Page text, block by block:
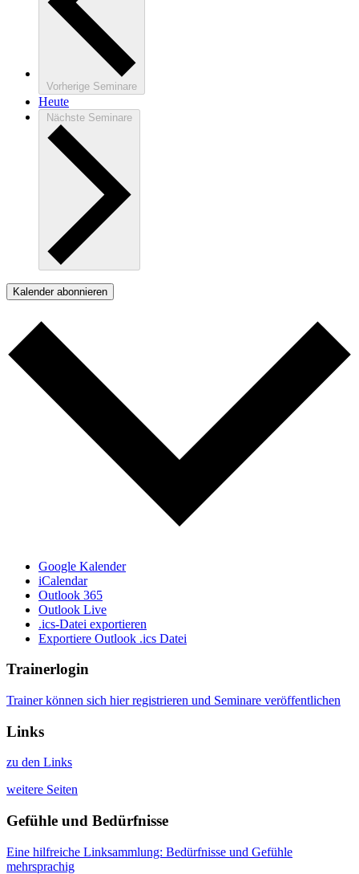
Vorherige Seminare
Heute
Nächste Seminare
Kalender abonnieren
Google Kalender
iCalendar
Outlook 365
Outlook Live
.ics-Datei exportieren
Exportiere Outlook .ics Datei
Trainerlogin
Trainer können sich hier registrieren und Seminare veröffentlichen
Links
zu den Links
weitere Seiten
Gefühle und Bedürfnisse
Eine hilfreiche Linksammlung: Bedürfnisse und Gefühle
mehrsprachig